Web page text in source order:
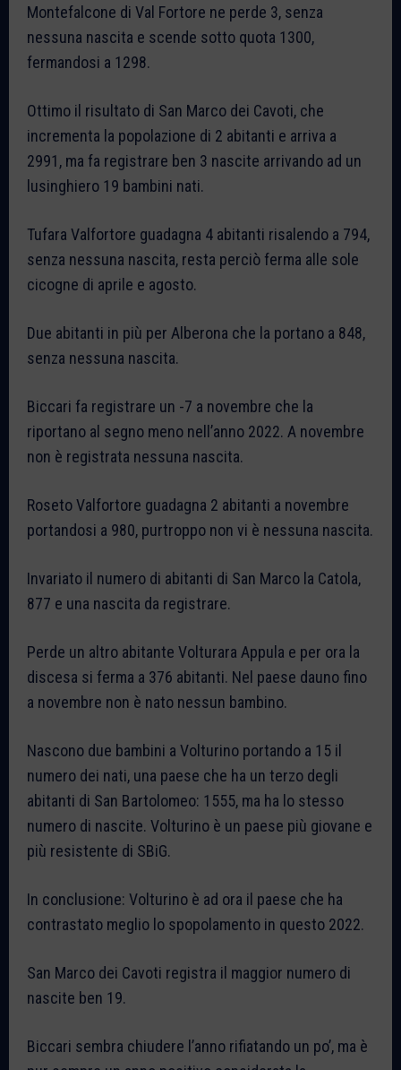
Montefalcone di Val Fortore ne perde 3, senza
nessuna nascita e scende sotto quota 1300,
fermandosi a 1298.
Ottimo il risultato di San Marco dei Cavoti, che
incrementa la popolazione di 2 abitanti e arriva a
2991, ma fa registrare ben 3 nascite arrivando ad un
lusinghiero 19 bambini nati.
Tufara Valfortore guadagna 4 abitanti risalendo a 794,
senza nessuna nascita, resta perciò ferma alle sole
cicogne di aprile e agosto.
Due abitanti in più per Alberona che la portano a 848,
senza nessuna nascita.
Biccari fa registrare un -7 a novembre che la
riportano al segno meno nell’anno 2022. A novembre
non è registrata nessuna nascita.
Roseto Valfortore guadagna 2 abitanti a novembre
portandosi a 980, purtroppo non vi è nessuna nascita.
Invariato il numero di abitanti di San Marco la Catola,
877 e una nascita da registrare.
Perde un altro abitante Volturara Appula e per ora la
discesa si ferma a 376 abitanti. Nel paese dauno fino
a novembre non è nato nessun bambino.
Nascono due bambini a Volturino portando a 15 il
numero dei nati, una paese che ha un terzo degli
abitanti di San Bartolomeo: 1555, ma ha lo stesso
numero di nascite. Volturino è un paese più giovane e
più resistente di SBiG.
In conclusione: Volturino è ad ora il paese che ha
contrastato meglio lo spopolamento in questo 2022.
San Marco dei Cavoti registra il maggior numero di
nascite ben 19.
Biccari sembra chiudere l’anno rifiatando un po’, ma è